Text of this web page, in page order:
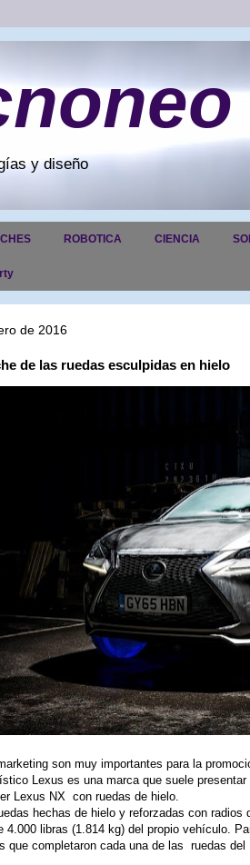
y diseño
ROBOTICA CIENCIA
de 2016
de las ruedas esculpidas en hielo
son muy importantes para la
Lexus es una marca que suele
Lexus NX con ruedas de hielo.
hechas de hielo y reforzadas con
libras (1.814 kg) del propio vehículo.
que completaron cada una de las ruedas del